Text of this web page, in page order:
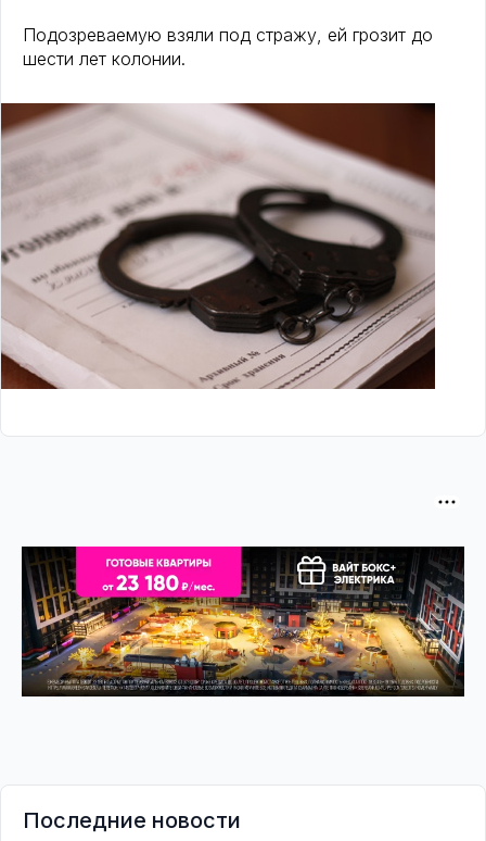
Подозреваемую взяли под стражу, ей грозит до
шести лет колонии.
Последние новости